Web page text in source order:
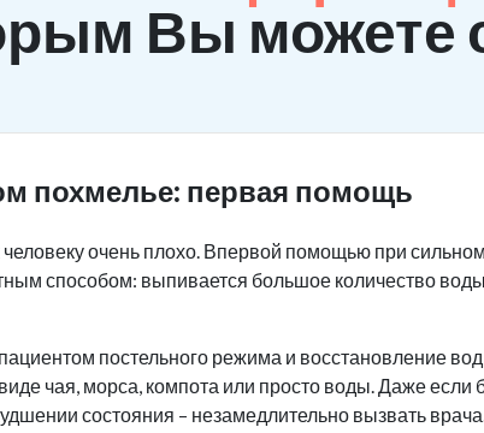
Вы можете
похмелье: первая помощь
очень плохо. Впервой помощью при
способом: выпивается большое количество
постельного режима и восстановление
чая, морса, компота или просто воды. Даже если
состояния – незамедлительно вызвать